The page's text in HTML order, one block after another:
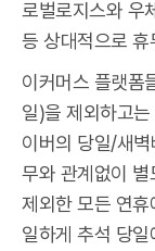
로벌로지스와 우
등 상대적으로 휴
이커머스 플랫폼
일)을 제외하고
이버의 당일/새
무와 관계없이
제외한 모든 연
일하게 추석 당